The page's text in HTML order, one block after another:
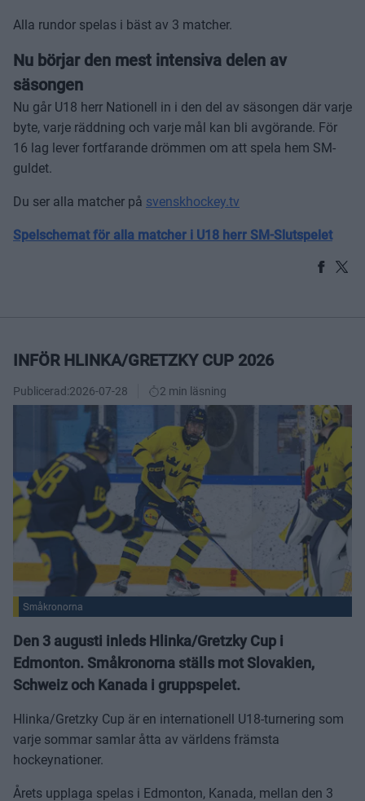
Alla rundor spelas i bäst av 3 matcher.
Nu börjar den mest intensiva delen av
säsongen
Nu går U18 herr Nationell in i den del av säsongen där varje
byte, varje räddning och varje mål kan bli avgörande. För
16 lag lever fortfarande drömmen om att spela hem SM-
guldet.
Du ser alla matcher på svenskhockey.tv
Spelschemat för alla matcher i U18 herr SM-Slutspelet
INFÖR HLINKA/GRETZKY CUP 2026
Publicerad:2026-07-28 2 min läsning
Småkronorna
Den 3 augusti inleds Hlinka/Gretzky Cup i
Edmonton. Småkronorna ställs mot Slovakien,
Schweiz och Kanada i gruppspelet.
Hlinka/Gretzky Cup är en internationell U18-turnering som
varje sommar samlar åtta av världens främsta
hockeynationer.
Årets upplaga spelas i Edmonton, Kanada, mellan den 3